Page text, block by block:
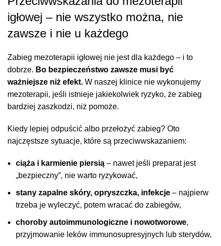
igłowej – nie wszystko można, nie
zawsze i nie u każdego
Zabieg mezoterapii igłowej nie jest dla każdego – i to
dobrze. Bo bezpieczeństwo zawsze musi być
ważniejsze niż efekt. W naszej klinice nie wykonujemy
mezoterapii, jeśli istnieje jakiekolwiek ryzyko, że zabieg
bardziej zaszkodzi, niż pomoże.
Kiedy lepiej odpuścić albo przełożyć zabieg? Oto
najczęstsze sytuacje, które są przeciwwskazaniem:
ciąża i karmienie piersią – nawet jeśli preparat jest
„bezpieczny”, nie warto ryzykować,
stany zapalne skóry, opryszczka, infekcje – najpierw
trzeba je wyleczyć, potem wracać do zabiegów,
choroby autoimmunologiczne i nowotworowe,
przyjmowanie leków immunosupresyjnych lub sterydów,